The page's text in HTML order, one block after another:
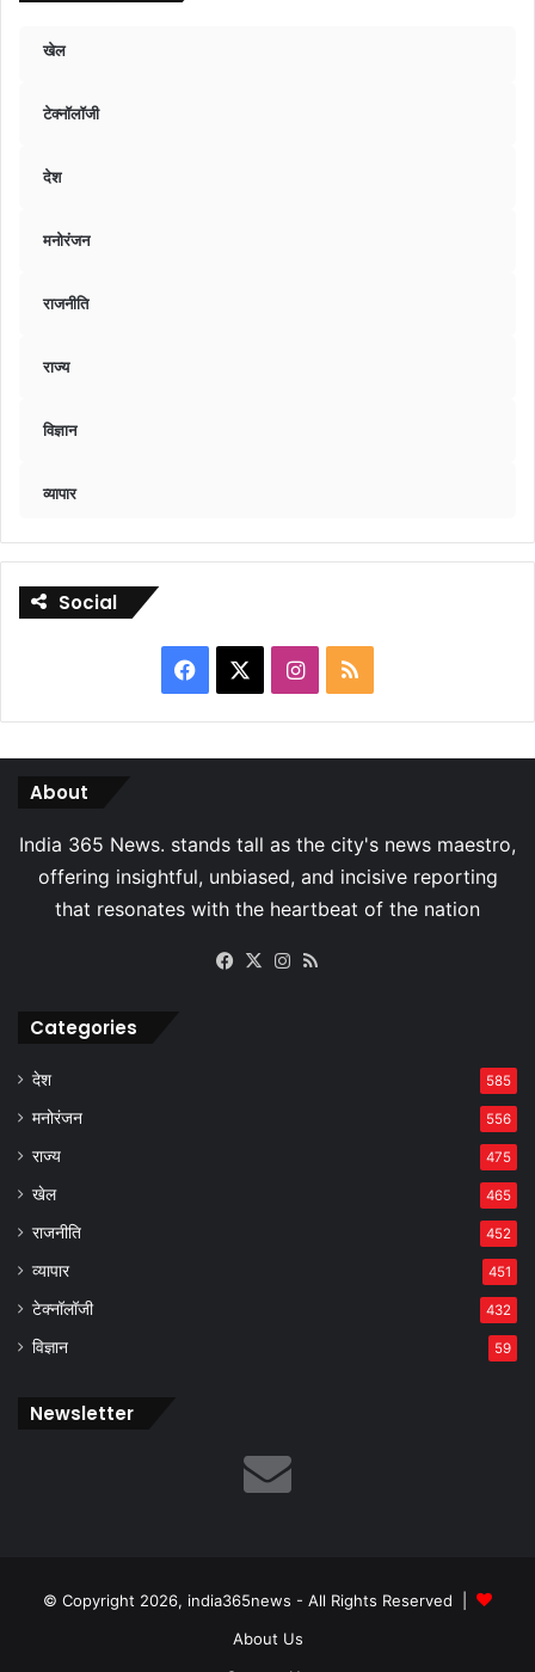
खेल
टेक्नॉलॉजी
देश
मनोरंजन
राजनीति
राज्य
विज्ञान
व्यापार
Social
Facebook Instagram
RSS
About
Facebook
X Instagram
Categories
देश 585
मनोरंजन 556
राज्य 475
खेल 465
राजनीति 452
व्यापार 451
टेक्नॉलॉजी 432
विज्ञान 59
Newsletter
© Copyright 2026, india365news - All Rights Reserved |
About Us